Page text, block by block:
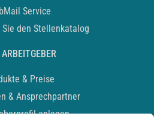
Service
Sie den Stellenkatalog
& Preise
& Ansprechpartner
anlegen